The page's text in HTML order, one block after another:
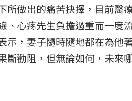
所做出的痛苦抉擇，目前醫
、心疼先生負擔過重而一度
示，妻子隨時隨地都在為他
斷勸阻，但無論如何，未來